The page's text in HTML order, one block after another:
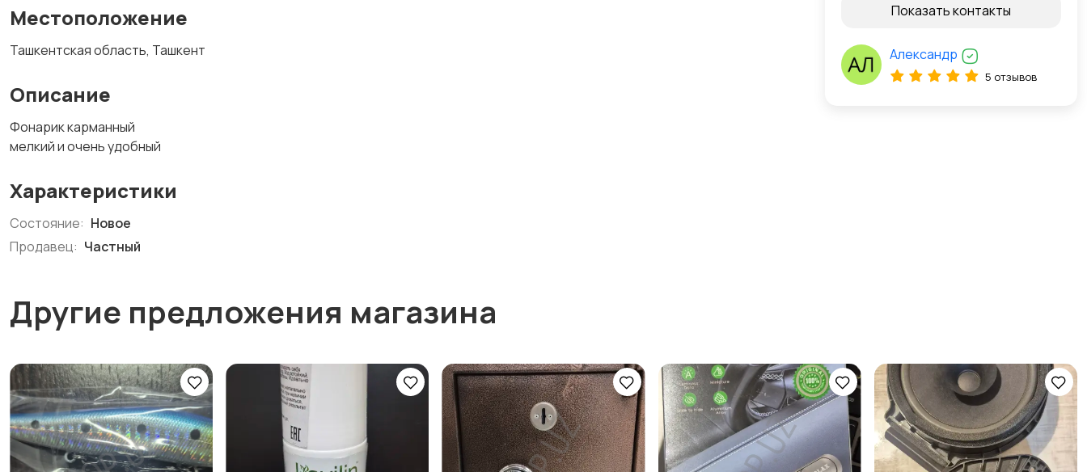
Местоположение
Ташкентская область, Ташкент
Описание
Фонарик карманный
мелкий и очень удобный
Характеристики
Состояние: Новое
Продавец: Частный
Показать контакты
Александр
5 отзывов
Другие предложения магазина